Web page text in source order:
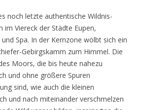
noch letzte authentische Wildnis-
im Viereck der Städte Eupen,
Spa. In der Kernzone wölbt sich ein
Gebirgskamm zum Himmel. Die
Moors, die bis heute nahezu
und ohne größere Spuren
sind, wie auch die kleinen
und nach miteinander verschmelzen